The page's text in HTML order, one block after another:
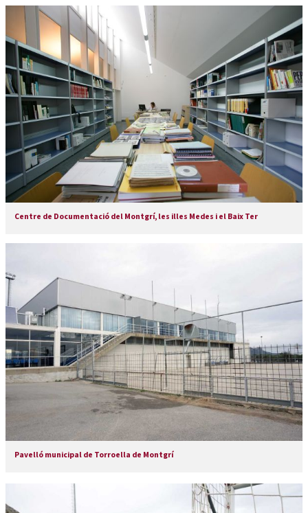
Centre de Documentació del Montgrí, les illes Medes i el Baix Ter
Pavelló municipal de Torroella de Montgrí